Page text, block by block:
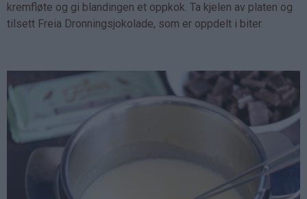
kremfløte og gi blandingen et oppkok. Ta kjelen av platen og
tilsett Freia Dronningsjokolade, som er oppdelt i biter.